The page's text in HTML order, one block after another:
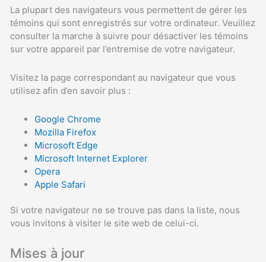
La plupart des navigateurs vous permettent de gérer les
témoins qui sont enregistrés sur votre ordinateur. Veuillez
consulter la marche à suivre pour désactiver les témoins
sur votre appareil par l’entremise de votre navigateur.
Visitez la page correspondant au navigateur que vous
utilisez afin d’en savoir plus :
Google Chrome
Mozilla Firefox
Microsoft Edge
Microsoft Internet Explorer
Opera
Apple Safari
Si votre navigateur ne se trouve pas dans la liste, nous
vous invitons à visiter le site web de celui-ci.
Mises à jour